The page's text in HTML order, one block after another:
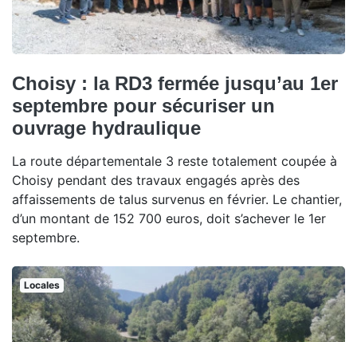
Choisy : la RD3 fermée jusqu’au 1er
septembre pour sécuriser un
ouvrage hydraulique
La route départementale 3 reste totalement coupée à
Choisy pendant des travaux engagés après des
affaissements de talus survenus en février. Le chantier,
d’un montant de 152 700 euros, doit s’achever le 1er
septembre.
Locales